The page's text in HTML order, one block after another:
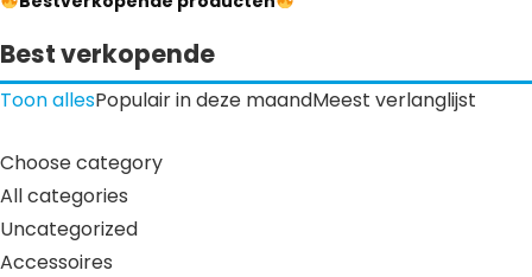
Best verkopende
Toon allesPopulair in deze maandMeest verlanglijst
Choose category
All categories
Uncategorized
Accessoires